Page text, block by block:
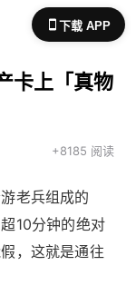
下载 APP
卡上「真物
+8185 阅读
老兵组成的
10分钟的绝对
，这就是通往